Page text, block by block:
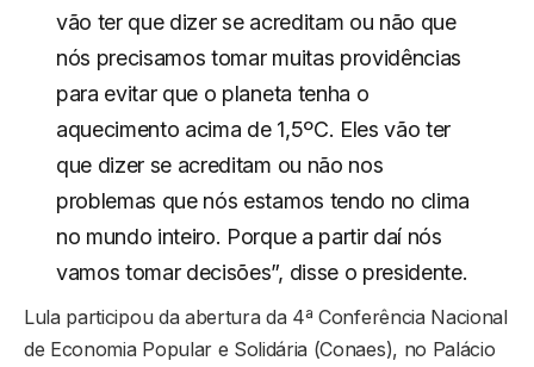
vão ter que dizer se acreditam ou não que
nós precisamos tomar muitas providências
para evitar que o planeta tenha o
aquecimento acima de 1,5ºC. Eles vão ter
que dizer se acreditam ou não nos
problemas que nós estamos tendo no clima
no mundo inteiro. Porque a partir daí nós
vamos tomar decisões”, disse o presidente.
Lula participou da abertura da 4ª Conferência Nacional
de Economia Popular e Solidária (Conaes), no Palácio